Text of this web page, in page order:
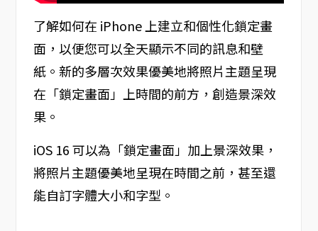
了解如何在 iPhone 上建立和個性化鎖定畫
面，以便您可以全天顯示不同的訊息和壁
紙。新的多層次效果優美地將照片主題呈現
在「鎖定畫面」上時間的前方，創造景深效
果。
iOS 16 可以為「鎖定畫面」加上景深效果，
將照片主題優美地呈現在時間之前，甚至還
能自訂字體大小和字型。